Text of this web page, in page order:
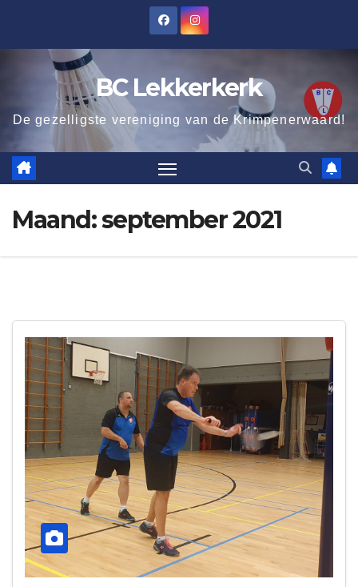
BC Lekkerkerk
De gezelligste vereniging van de Krimpenerwaard!
Maand:september 2021